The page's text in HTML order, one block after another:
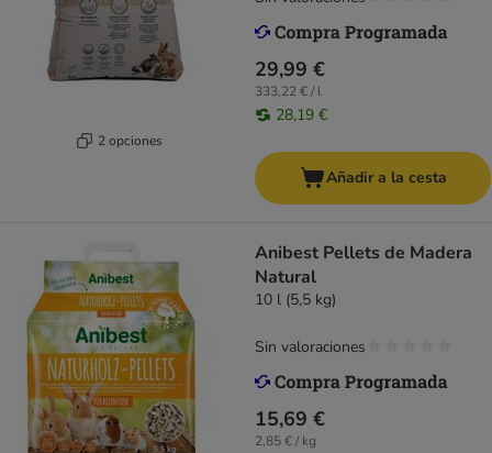
2 opciones
29,99 €
333,22 € / l
28,19 €
Añadir a la cesta
Anibest Pellets de Madera
Natural
10 l (5,5 kg)
15,69 €
2,85 € / kg
Sin valoraciones